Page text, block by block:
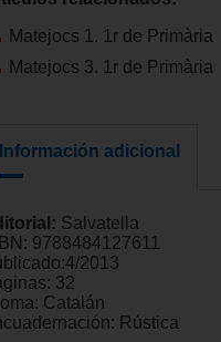
Matejocs 1. 1r de Primària
Matejocs 3. 1r de Primària
Información adicional
Salvatella
9788484127611
4/2013
32
Catalán
Rústica